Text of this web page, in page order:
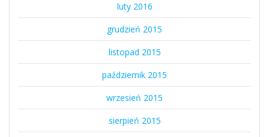
luty 2016
grudzień 2015
listopad 2015
październik 2015
wrzesień 2015
sierpień 2015